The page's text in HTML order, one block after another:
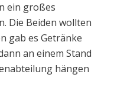
ein großes
Die Beiden wollten
gab es Getränke
an einem Stand
hängen